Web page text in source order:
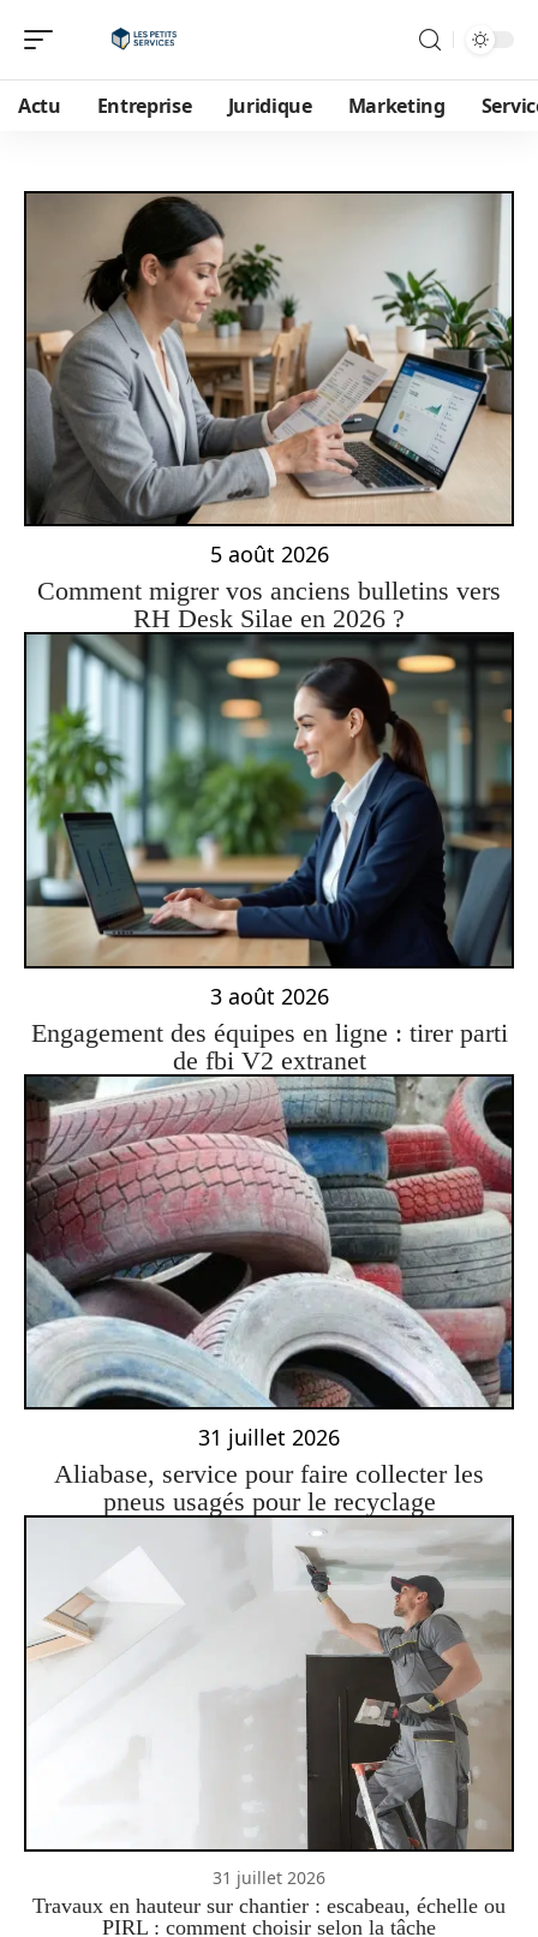
Actu Entreprise Juridique Marketing
5 août 2026
Comment migrer vos anciens bulletins vers
RH Desk Silae en 2026 ?
3 août 2026
Engagement des équipes en ligne : tirer parti
de fbi V2 extranet
31 juillet 2026
Aliabase, service pour faire collecter les
pneus usagés pour le recyclage
31 juillet 2026
Travaux en hauteur sur chantier : escabeau, échelle ou
PIRL : comment choisir selon la tâche